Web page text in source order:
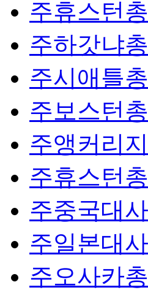
주휴스턴
주하갓냐
주시애틀
주보스턴
주앵커리
주휴스턴
주중국대
주일본대
주오사카